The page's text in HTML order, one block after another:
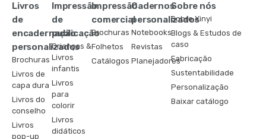
Livros
de
encadernação
personalizados
Brochuras
Livros de
capa dura
Livros do
conselho
Livros
pop-up
Impressão
de
publicação
Crianças &
Livros
infantis
Livros
para
colorir
Livros
didáticos
Impressão
comercial
Brochuras
Folhetos
Catálogos
Cadernos
personalizados
Notebooks
Revistas
Planejadores
Sobre nós
Sobre Xinyi
Blogs & Estudos de
caso
Fabricação
Sustentabilidade
Personalização
Baixar catálogo